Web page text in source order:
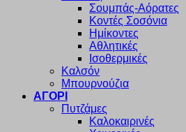
Σουμπάς-Αόρατες
Κοντές Σοσόνια
Ημίκοντες
Αθλητικές
Ισοθερμικές
Καλσόν
Μπουρνούζια
ΑΓΟΡΙ
Πυτζάμες
Καλοκαιρινές